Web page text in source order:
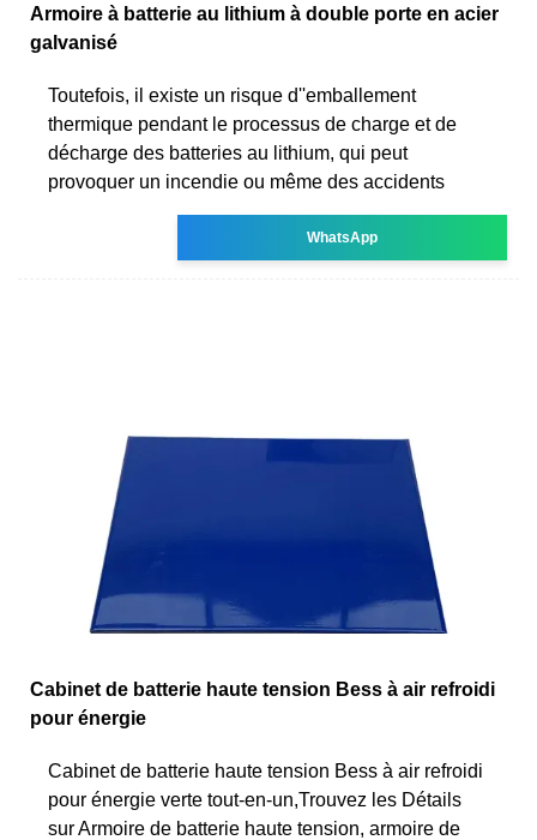
Armoire à batterie au lithium à double porte en acier
galvanisé
Toutefois, il existe un risque d''emballement
thermique pendant le processus de charge et de
décharge des batteries au lithium, qui peut
provoquer un incendie ou même des accidents
WhatsApp
Cabinet de batterie haute tension Bess à air refroidi
pour énergie
Cabinet de batterie haute tension Bess à air refroidi
pour énergie verte tout-en-un,Trouvez les Détails
sur Armoire de batterie haute tension, armoire de